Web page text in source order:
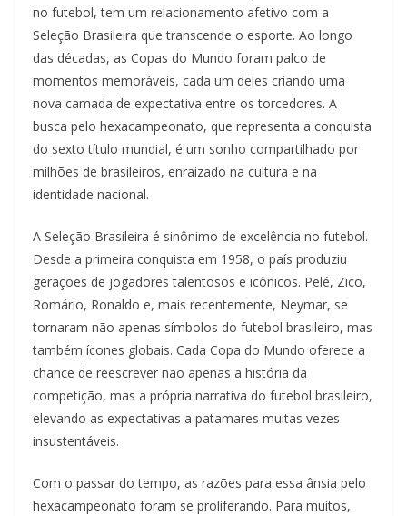
no futebol, tem um relacionamento afetivo com a
Seleção Brasileira que transcende o esporte. Ao longo
das décadas, as Copas do Mundo foram palco de
momentos memoráveis, cada um deles criando uma
nova camada de expectativa entre os torcedores. A
busca pelo hexacampeonato, que representa a conquista
do sexto título mundial, é um sonho compartilhado por
milhões de brasileiros, enraizado na cultura e na
identidade nacional.
A Seleção Brasileira é sinônimo de excelência no futebol.
Desde a primeira conquista em 1958, o país produziu
gerações de jogadores talentosos e icônicos. Pelé, Zico,
Romário, Ronaldo e, mais recentemente, Neymar, se
tornaram não apenas símbolos do futebol brasileiro, mas
também ícones globais. Cada Copa do Mundo oferece a
chance de reescrever não apenas a história da
competição, mas a própria narrativa do futebol brasileiro,
elevando as expectativas a patamares muitas vezes
insustentáveis.
Com o passar do tempo, as razões para essa ânsia pelo
hexacampeonato foram se proliferando. Para muitos,